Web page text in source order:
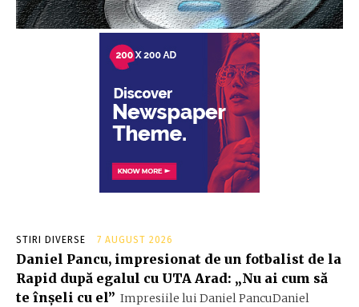
STIRI DIVERSE 7 AUGUST 2026
Daniel Pancu, impresionat de un fotbalist de la
Rapid după egalul cu UTA Arad: „Nu ai cum să
te înșeli cu el” Impresiile lui Daniel PancuDaniel